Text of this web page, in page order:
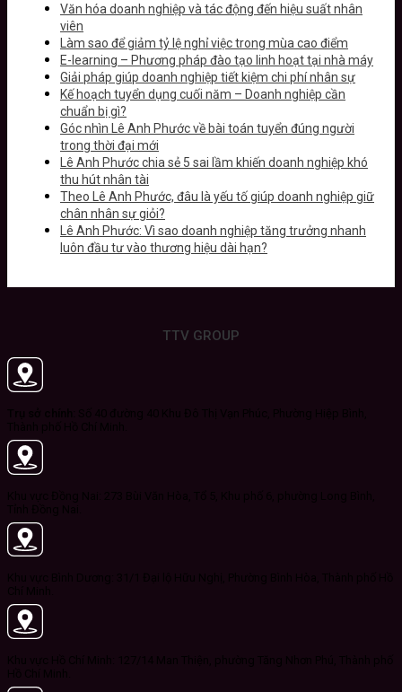
Văn hóa doanh nghiệp và tác động đến hiệu suất nhân
viên
Làm sao để giảm tỷ lệ nghỉ việc trong mùa cao điểm
E-learning – Phương pháp đào tạo linh hoạt tại nhà máy
Giải pháp giúp doanh nghiệp tiết kiệm chi phí nhân sự
Kế hoạch tuyển dụng cuối năm – Doanh nghiệp cần
chuẩn bị gì?
Góc nhìn Lê Anh Phước về bài toán tuyển đúng người
trong thời đại mới
Lê Anh Phước chia sẻ 5 sai lầm khiến doanh nghiệp khó
thu hút nhân tài
Theo Lê Anh Phước, đâu là yếu tố giúp doanh nghiệp giữ
chân nhân sự giỏi?
Lê Anh Phước: Vì sao doanh nghiệp tăng trưởng nhanh
luôn đầu tư vào thương hiệu dài hạn?
TTV GROUP